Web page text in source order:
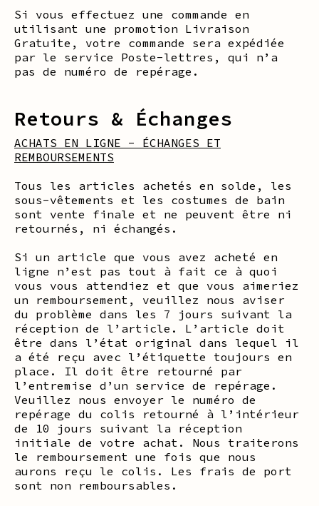
Si vous effectuez une commande en
utilisant une promotion Livraison
Gratuite, votre commande sera expédiée
par le service Poste-lettres, qui n’a
pas de numéro de repérage.
Retours & Échanges
ACHATS EN LIGNE - ÉCHANGES ET
REMBOURSEMENTS
Tous les articles achetés en solde, les
sous-vêtements et les costumes de bain
sont vente finale et ne peuvent être ni
retournés, ni échangés.
Si un article que vous avez acheté en
ligne n’est pas tout à fait ce à quoi
vous vous attendiez et que vous aimeriez
un remboursement, veuillez nous aviser
du problème dans les 7 jours suivant la
réception de l’article. L’article doit
être dans l’état original dans lequel il
a été reçu avec l’étiquette toujours en
place. Il doit être retourné par
l’entremise d’un service de repérage.
Veuillez nous envoyer le numéro de
repérage du colis retourné à l’intérieur
de 10 jours suivant la réception
initiale de votre achat. Nous traiterons
le remboursement une fois que nous
aurons reçu le colis. Les frais de port
sont non remboursables.